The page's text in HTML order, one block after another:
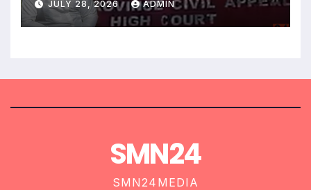
JULY 28, 2026 ADMIN
SMN24
SMN24MEDIA